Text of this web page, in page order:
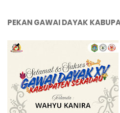
PEKAN GAWAI DAYAK